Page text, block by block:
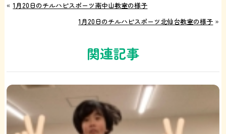
«1月20日のチルハピスポーツ南中山教室の様子
1月20日のチルハピスポーツ北仙台教室の様子 »
関連記事